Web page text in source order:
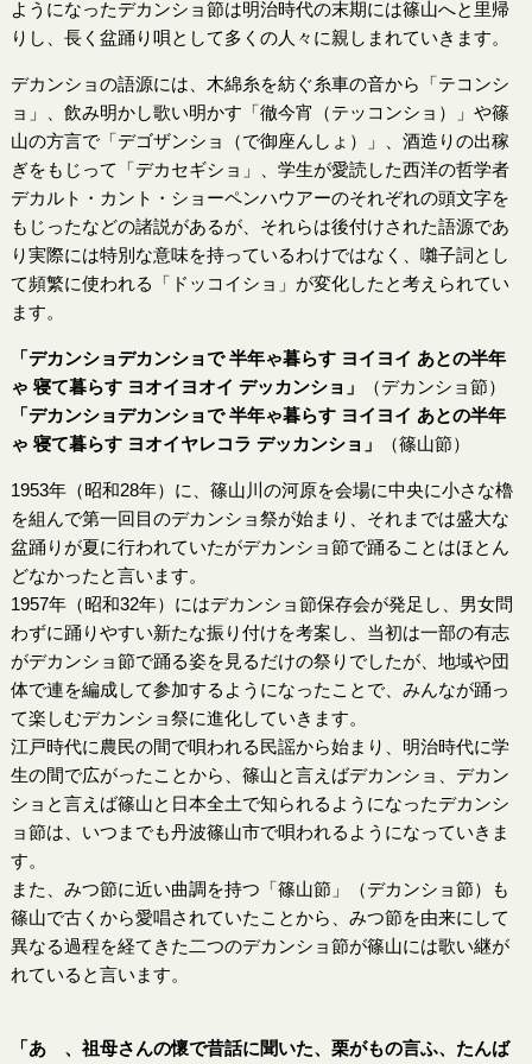
ようになったデカンショ節は明治時代の末期には篠山へと里帰
りし、長く盆踊り唄として多くの人々に親しまれていきます。
デカンショの語源には、木綿糸を紡ぐ糸車の音から「テコンシ
ョ」、飲み明かし歌い明かす「徹今宵（テッコンショ）」や篠
山の方言で「デゴザンショ（で御座んしょ）」、酒造りの出稼
ぎをもじって「デカセギショ」、学生が愛読した西洋の哲学者
デカルト・カント・ショーペンハウアーのそれぞれの頭文字を
もじったなどの諸説があるが、それらは後付けされた語源であ
り実際には特別な意味を持っているわけではなく、囃子詞とし
て頻繁に使われる「ドッコイショ」が変化したと考えられてい
ます。
「デカンショデカンショで 半年ゃ暮らす ヨイヨイ あとの半年
ゃ 寝て暮らす ヨオイヨオイ デッカンショ」
（デカンショ節）
「デカンショデカンショで 半年ゃ暮らす ヨイヨイ あとの半年
ゃ 寝て暮らす ヨオイヤレコラ デッカンショ」
（篠山節）
1953年（昭和28年）に、篠山川の河原を会場に中央に小さな櫓
を組んで第一回目のデカンショ祭が始まり、それまでは盛大な
盆踊りが夏に行われていたがデカンショ節で踊ることはほとん
どなかったと言います。
1957年（昭和32年）にはデカンショ節保存会が発足し、男女問
わずに踊りやすい新たな振り付けを考案し、当初は一部の有志
がデカンショ節で踊る姿を見るだけの祭りでしたが、地域や団
体で連を編成して参加するようになったことで、みんなが踊っ
て楽しむデカンショ祭に進化していきます。
江戸時代に農民の間で唄われる民謡から始まり、明治時代に学
生の間で広がったことから、篠山と言えばデカンショ、デカン
ショと言えば篠山と日本全土で知られるようになったデカンシ
ョ節は、いつまでも丹波篠山市で唄われるようになっていきま
す。
また、みつ節に近い曲調を持つ「篠山節」（デカンショ節）も
篠山で古くから愛唱されていたことから、みつ節を由来にして
異なる過程を経てきた二つのデカンショ節が篠山には歌い継が
れていると言います。
「あゝ、祖母さんの懷で昔話に聞いた、栗がもの言ふ、たんば